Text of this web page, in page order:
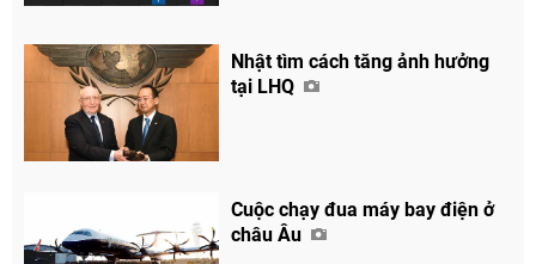
Nhật tìm cách tăng ảnh hưởng
tại LHQ
Cuộc chạy đua máy bay điện ở
châu Âu